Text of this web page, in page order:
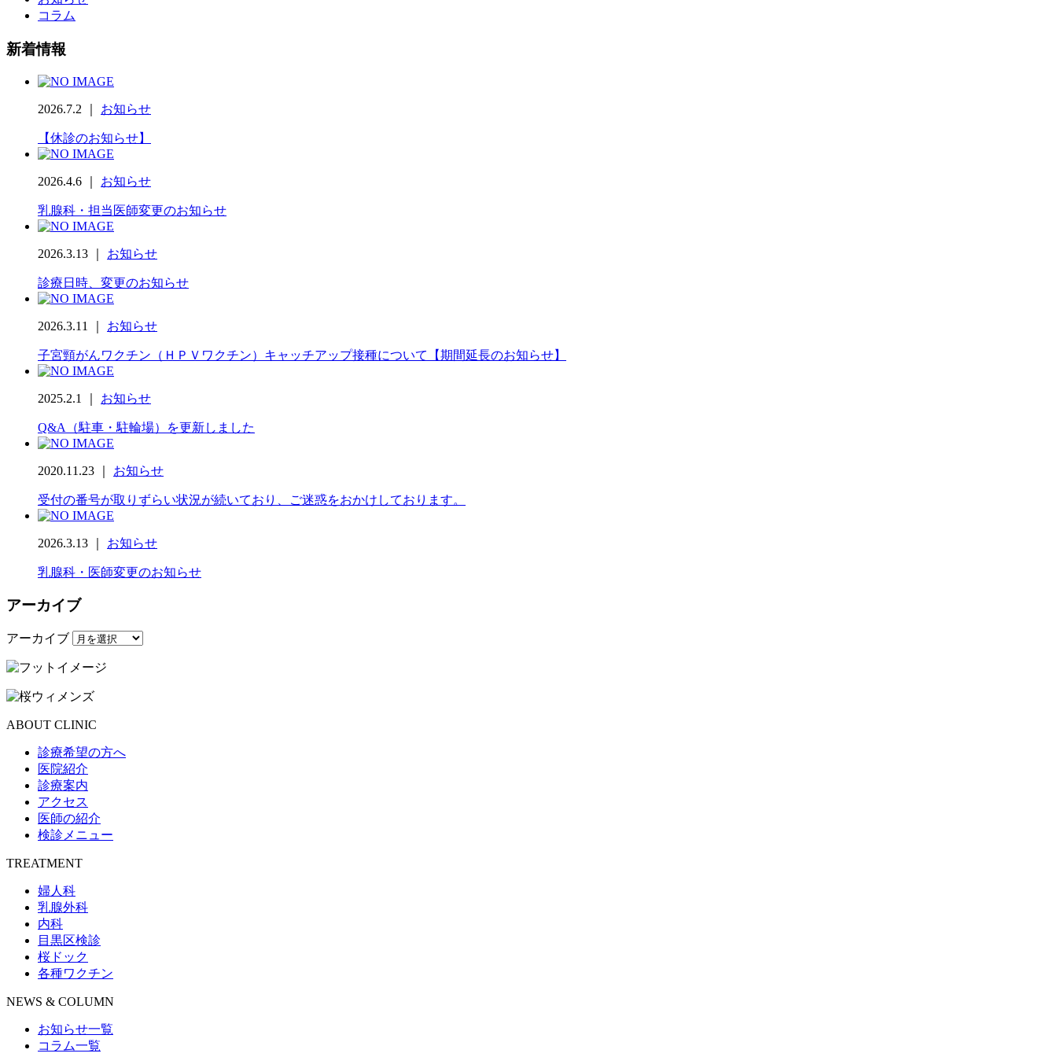
コラム
新着情報
2026.7.2 ｜ お知らせ
【休診のお知らせ】
2026.4.6 ｜ お知らせ
乳腺科・担当医師変更のお知らせ
2026.3.13 ｜ お知らせ
診療日時、変更のお知らせ
2026.3.11 ｜ お知らせ
子宮頸がんワクチン（ＨＰＶワクチン）キャッチアップ接種について【期間延長のお知らせ】
2025.2.1 ｜ お知らせ
Q&A（駐車・駐輪場）を更新しました
2020.11.23 ｜ お知らせ
受付の番号が取りずらい状況が続いており、ご迷惑をおかけしております。
2026.3.13 ｜ お知らせ
乳腺科・医師変更のお知らせ
アーカイブ
アーカイブ
ABOUT CLINIC
診療希望の方へ
医院紹介
診療案内
アクセス
医師の紹介
検診メニュー
TREATMENT
婦人科
乳腺外科
内科
目黒区検診
桜ドック
各種ワクチン
NEWS & COLUMN
お知らせ一覧
コラム一覧